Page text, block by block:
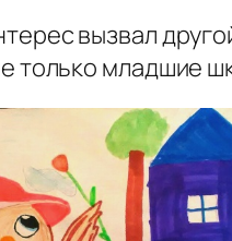
вызвал
только младшие